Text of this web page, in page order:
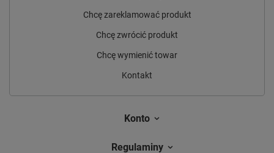
Chcę zareklamować produkt
Chcę zwrócić produkt
Chcę wymienić towar
Kontakt
Konto
Regulaminy